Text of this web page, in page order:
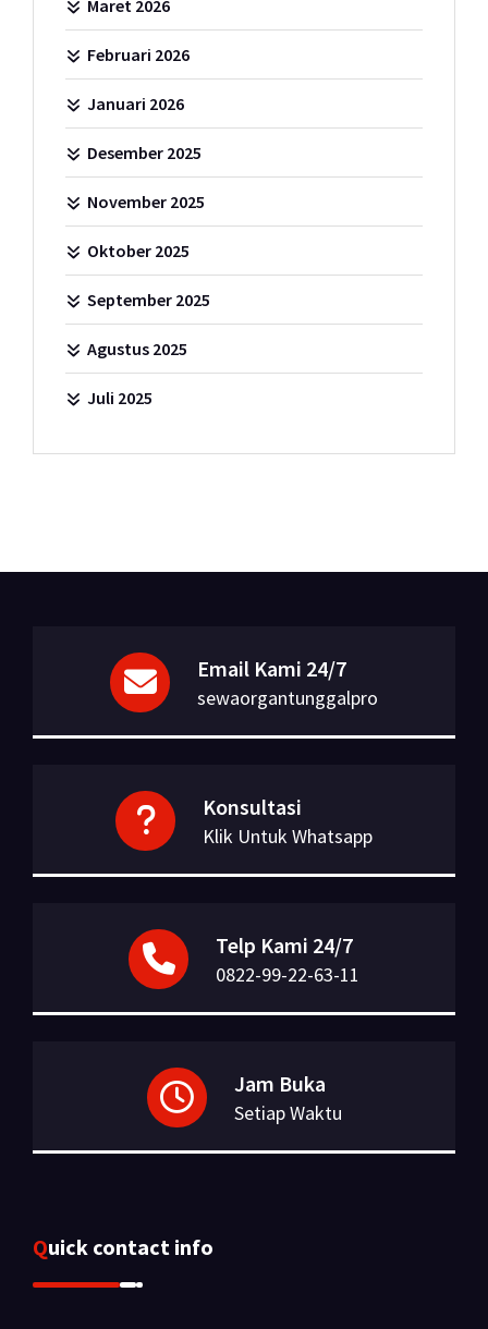
Maret 2026
Februari 2026
Januari 2026
Desember 2025
November 2025
Oktober 2025
September 2025
Agustus 2025
Juli 2025
Email Kami 24/7
sewaorgantunggalpro
Konsultasi
Klik Untuk Whatsapp
Telp Kami 24/7
0822-99-22-63-11
Jam Buka
Setiap Waktu
Quick contact info